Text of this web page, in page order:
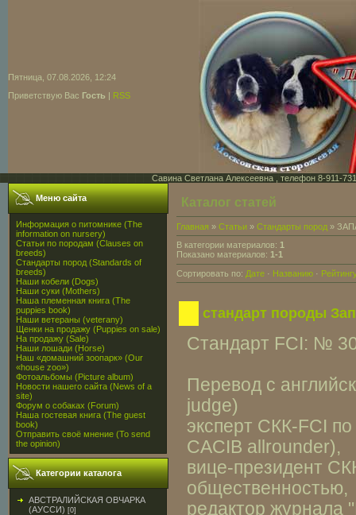
Пятница, 07.08.2026, 12:24
Приветствую Вас Гость | RSS
Савина Светлана Алексеевна , телефон 8-911-
Меню сайта
Информация о питомнике (The
information on nursery)
Статьи по породам (Clauses on
breeds)
Стандарты пород (Standards of
breeds)
Наши кобели (Dogs)
Наши суки (Mothers)
Наша племенная книга (The
puppies book)
Наши ветераны (veterany)
Щенки на продажу (Puppies on sale)
На продажу (Sale)
Наши лошади (Horse)
Наш «домашний зоопарк» (Our
«house zoo»)
Фотоальбомы (Picture album)
Новости нашего сайта (News of a
site)
Форум о собаках (Forum)
Наша гостевая книга (The guest
book)
Отправить своё мнение (To send
the opinion)
Категории каталога
АВСТРАЛИЙСКАЯ ОВЧАРКА
(АУССИ) [0]
Каталог статей
Главная » Статьи » Стандарты пород »
В категории материалов: 1
Показано материалов: 1-1
Сортировать по: Дате · Названию ·
стандарт породы
Стандарт FCI: №
Перевод с
judge)
эксперт СКК-FCI
CACIB allrounder),
вице-президент
общественностью,
редактор журнала